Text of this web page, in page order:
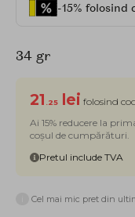
-15% folosind
34 gr
21 .25 lei folosind
Ai 15% reducere la
coșul de cumpărături.
Pretul include TVA
Cel mai mic pret din